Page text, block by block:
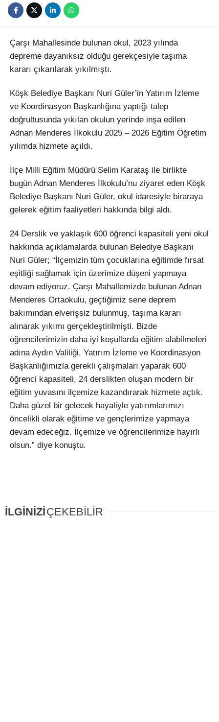
Çarşı Mahallesinde bulunan okul, 2023 yılında
depreme dayanıksız olduğu gerekçesiyle taşıma
kararı çıkarılarak yıkılmıştı.
Köşk Belediye Başkanı Nuri Güler’in Yatırım İzleme
ve Koordinasyon Başkanlığına yaptığı talep
doğrultusunda yıkılan okulun yerinde inşa edilen
Adnan Menderes İlkokulu 2025 – 2026 Eğitim Öğretim
yılımda hizmete açıldı.
İlçe Milli Eğitim Müdürü Selim Karataş ile birlikte
bugün Adnan Menderes İlkokulu’nu ziyaret eden Köşk
Belediye Başkanı Nuri Güler, okul idaresiyle biraraya
gelerek eğitim faaliyetleri hakkında bilgi aldı.
24 Derslik ve yaklaşık 600 öğrenci kapasiteli yeni okul
hakkında açıklamalarda bulunan Belediye Başkanı
Nuri Güler; “İlçemizin tüm çocuklarına eğitimde fırsat
eşitliği sağlamak için üzerimize düşeni yapmaya
devam ediyoruz. Çarşı Mahallemizde bulunan Adnan
Menderes Ortaokulu, geçtiğimiz sene deprem
bakımından elverişsiz bulunmuş, taşıma kararı
alınarak yıkımı gerçekleştirilmişti. Bizde
öğrencilerimizin daha iyi koşullarda eğitim alabilmeleri
adına Aydın Valiliği, Yatırım İzleme ve Koordinasyon
Başkanlığımızla gerekli çalışmaları yaparak 600
öğrenci kapasiteli, 24 derslikten oluşan modern bir
eğitim yuvasını ilçemize kazandırarak hizmete açtık.
Daha güzel bir gelecek hayaliyle yatırımlarımızı
öncelikli olarak eğitime ve gençlerimize yapmaya
devam edeceğiz. İlçemize ve öğrencilerimize hayırlı
olsun.” diye konuştu.
İLGİNİZİÇEKEBİLİR